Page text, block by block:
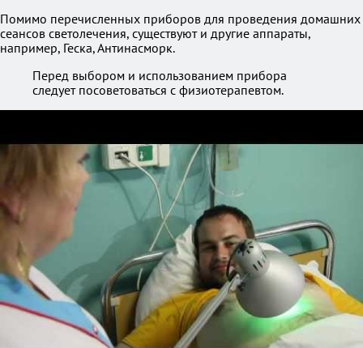
Помимо перечисленных приборов для проведения домашних
сеансов светолечения, существуют и другие аппараты,
например, Геска, Антинасморк.
Перед выбором и использованием прибора
следует посоветоваться с физиотерапевтом.